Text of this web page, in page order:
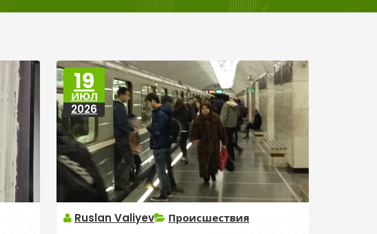
19
ИЮЛ
2026
Ruslan Valiyev Происшествия